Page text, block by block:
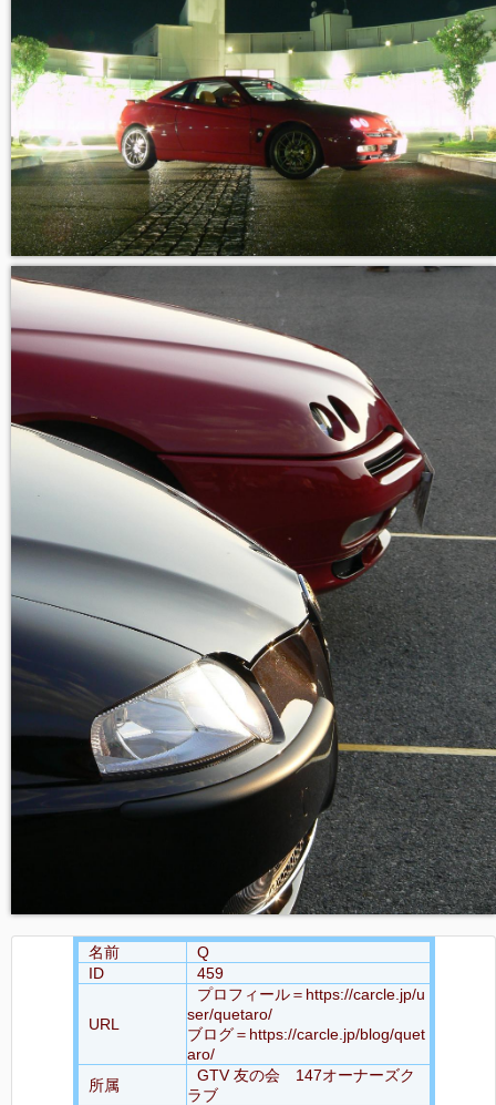
名前
Q
ID
459
URL
プロフィール＝https://carcle.jp/u
ser/quetaro/
ブログ＝https://carcle.jp/blog/quet
aro/
所属
GTV 友の会 147オーナーズク
ラブ